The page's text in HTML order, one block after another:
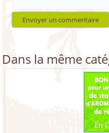
Dans la même